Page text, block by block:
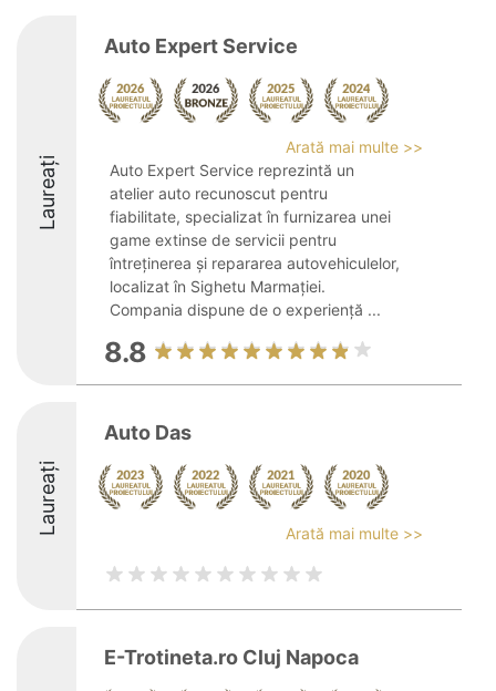
Laureați
Auto Expert Service
Arată mai multe >>
Auto Expert Service reprezintă un
atelier auto recunoscut pentru
fiabilitate, specializat în furnizarea unei
game extinse de servicii pentru
întreținerea și repararea autovehiculelor,
localizat în Sighetu Marmației.
Compania dispune de o experiență ...
8.8
Laureați
Auto Das
Arată mai multe >>
E-Trotineta.ro Cluj Napoca